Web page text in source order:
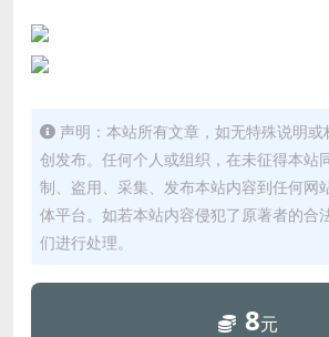
声明：本站所有文章，如无特殊说明
创发布。任何个人或组织，在未征得本站
制、盗用、采集、发布本站内容到任何网
体平台。如若本站内容侵犯了原著者的合
们进行处理。
8元